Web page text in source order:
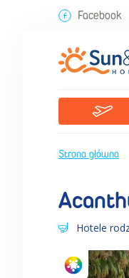
Facebook
Strona główna
Hotele
Acanthus Cennet Barut